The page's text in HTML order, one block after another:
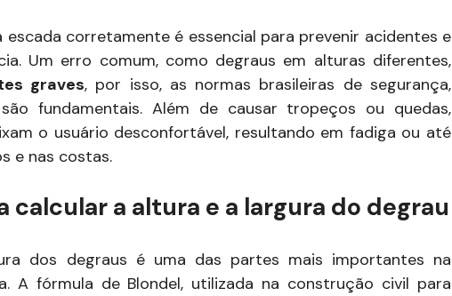
escada corretamente é essencial para prevenir acidentes e
Um erro comum, como degraus em alturas diferentes,
graves, por isso, as normas brasileiras de segurança,
fundamentais. Além de causar tropeços ou quedas,
o usuário desconfortável, resultando em fadiga ou até
e nas costas.
calcular a altura e a largura do degrau
dos degraus é uma das partes mais importantes na
A fórmula de Blondel, utilizada na construção civil para